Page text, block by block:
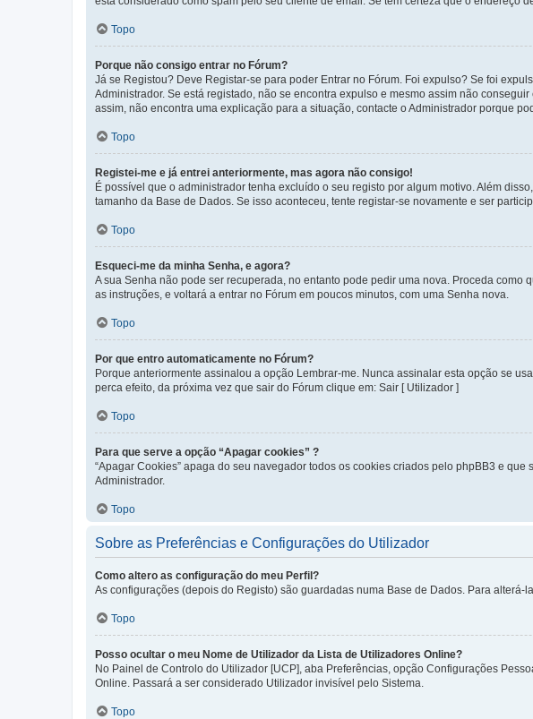
Topo
Porque não consigo entrar no Fórum?
Já se Registou? Deve Registar-se para poder Entrar no Fórum. Foi expulso? Se foi
Administrador. Se está registado, não se encontra expulso e mesmo assim não
assim, não encontra uma explicação para a situação, contacte o Administrador porque
Topo
Registei-me e já entrei anteriormente, mas agora não consigo!
É possível que o administrador tenha excluído o seu registo por algum motivo. Além
tamanho da Base de Dados. Se isso aconteceu, tente registar-se novamente e ser
Topo
Esqueci-me da minha Senha, e agora?
A sua Senha não pode ser recuperada, no entanto pode pedir uma nova. Proceda
as instruções, e voltará a entrar no Fórum em poucos minutos, com uma Senha nova.
Topo
Por que entro automaticamente no Fórum?
Porque anteriormente assinalou a opção Lembrar-me. Nunca assinalar esta opção se
perca efeito, da próxima vez que sair do Fórum clique em: Sair [ Utilizador ]
Topo
Para que serve a opção “Apagar cookies” ?
“Apagar Cookies” apaga do seu navegador todos os cookies criados pelo phpBB3 e
Administrador.
Topo
Sobre as Preferências e Configurações do Utilizador
Como altero as configuração do meu Perfil?
As configurações (depois do Registo) são guardadas numa Base de Dados. Para
Topo
Posso ocultar o meu Nome de Utilizador da Lista de Utilizadores Online?
No Painel de Controlo do Utilizador [UCP], aba Preferências, opção Configurações
Online. Passará a ser considerado Utilizador invisível pelo Sistema.
Topo